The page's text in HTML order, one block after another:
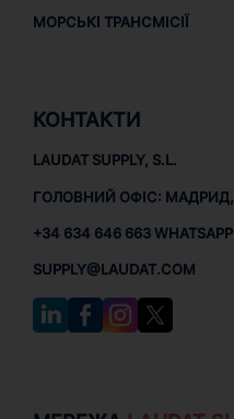
МОРСЬКІ ТРАНСМІСІЇ
КОНТАКТИ
LAUDAT SUPPLY, S.L.
ГОЛОВНИЙ ОФІС: МАДРИД,
+34 634 646 663 WHATSAPP
SUPPLY@LAUDAT.COM